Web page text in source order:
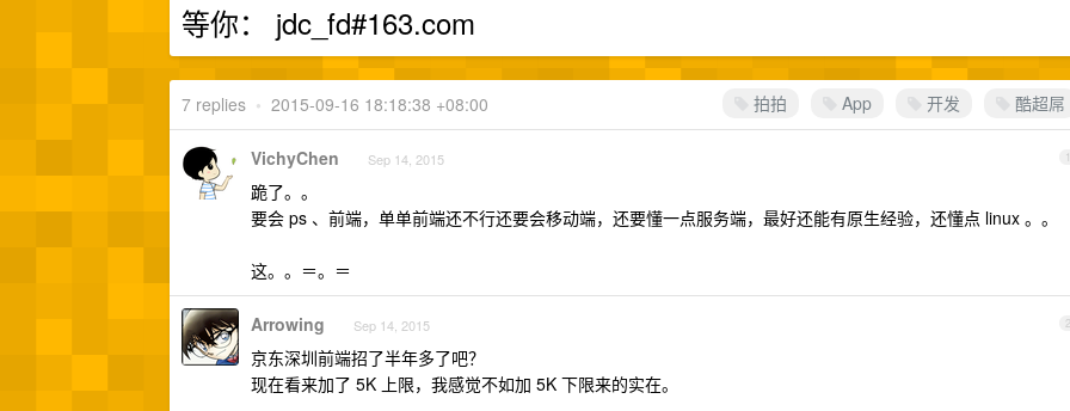
等你： jdc_fd#163.com
拍拍 App 开发 酷超屌
7 replies • 2015-09-16 18:18:38 +08:00
1
VichyChen Sep 14, 2015
跪了。。
要会 ps 、前端，单单前端还不行还要会移动端，还要懂一点服务端，最好还能有原生经验，还懂点 linux 。。
这。。＝。＝
2
Arrowing Sep 14, 2015
京东深圳前端招了半年多了吧？
现在看来加了 5K 上限，我感觉不如加 5K 下限来的实在。